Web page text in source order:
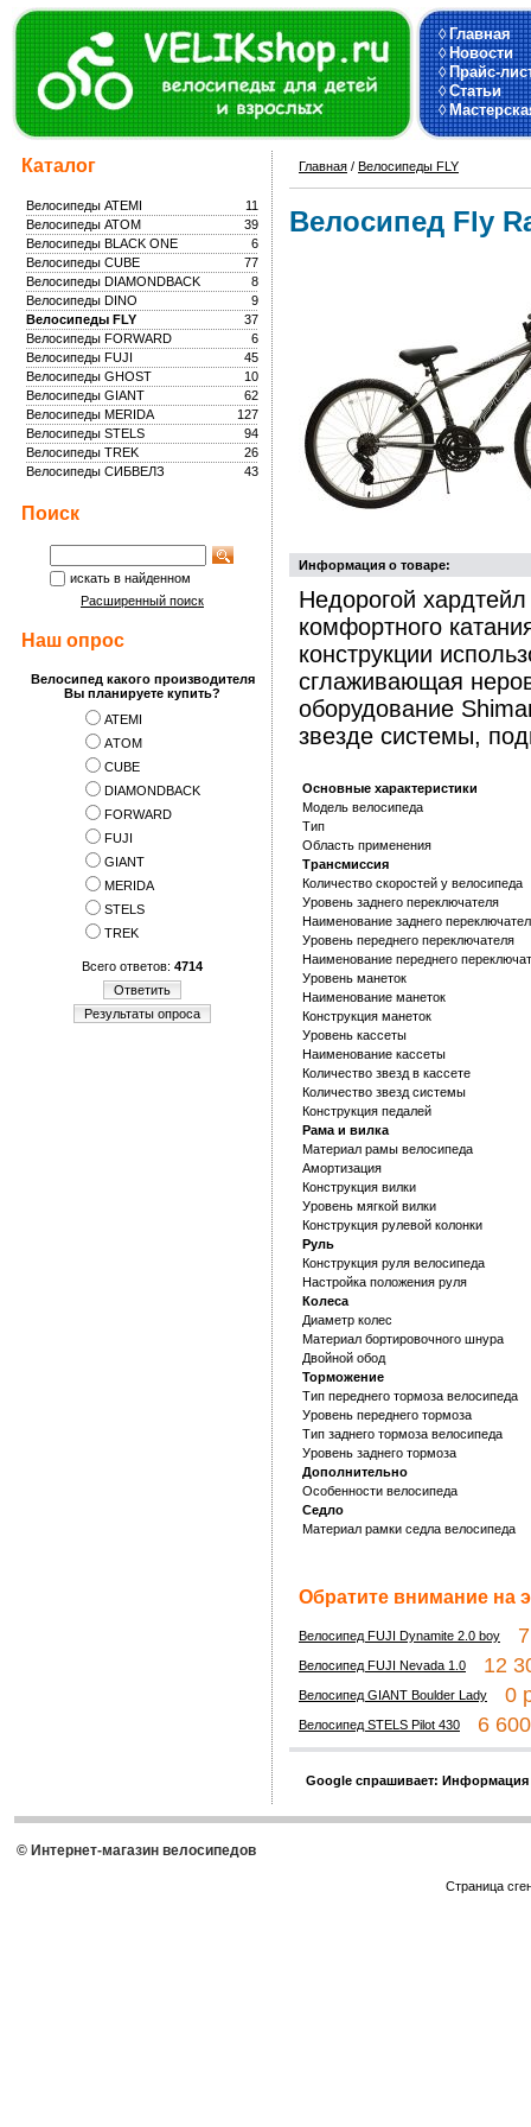
◊Главная
◊Новости
◊Прайс-
◊Статьи
◊
Каталог
11
Велосипеды ATEMI
39
Велосипеды ATOM
6
Велосипеды BLACK ONE
77
Велосипеды CUBE
8
Велосипеды DIAMONDBACK
9
Велосипеды DINO
37
Велосипеды FLY
6
Велосипеды FORWARD
45
Велосипеды FUJI
10
Велосипеды GHOST
62
Велосипеды GIANT
127
Велосипеды MERIDA
94
Велосипеды STELS
26
Велосипеды TREK
43
Велосипеды СИБВЕЛЗ
Поиск
искать в найденном
Расширенный поиск
Наш опрос
Велосипед какого производителя
Вы планируете купить?
ATEMI
АTOM
CUBE
DIAMONDBACK
FORWARD
FUJI
GIANT
MERIDA
STELS
TREK
Всего ответов: 4714
Ответить
Результаты опроса
Главная / Велосипеды FLY
Велосипед Fly
Информация о товаре:
Недорогой
комфортного
конструкции
сглаживающая
оборудование
звезде системы,
Основные характеристики
Модель велосипеда
Тип
Область применения
Трансмиссия
Количество скоростей у велосипеда
Уровень заднего переключателя
Наименование заднего
Уровень переднего переключателя
Наименование переднего
Уровень манеток
Наименование манеток
Конструкция манеток
Уровень кассеты
Наименование кассеты
Количество звезд в кассете
Количество звезд системы
Конструкция педалей
Рама и вилка
Материал рамы велосипеда
Амортизация
Конструкция вилки
Уровень мягкой вилки
Конструкция рулевой колонки
Руль
Конструкция руля велосипеда
Настройка положения руля
Колеса
Диаметр колес
Материал бортировочного шнура
Двойной обод
Торможение
Тип переднего тормоза велосипеда
Уровень переднего тормоза
Тип заднего тормоза велосипеда
Уровень заднего тормоза
Дополнительно
Особенности велосипеда
Седло
Материал рамки седла велосипеда
Обратите внимание на
Велосипед FUJI Dynamite 2.0 boy 7
Велосипед FUJI Nevada 1.0 12
Велосипед GIANT Boulder Lady 0
Велосипед STELS Pilot 430 6
Google спрашивает:
© Интернет-магазин велосипедов
Страница